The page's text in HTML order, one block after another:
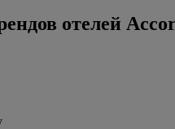
отелей Accor